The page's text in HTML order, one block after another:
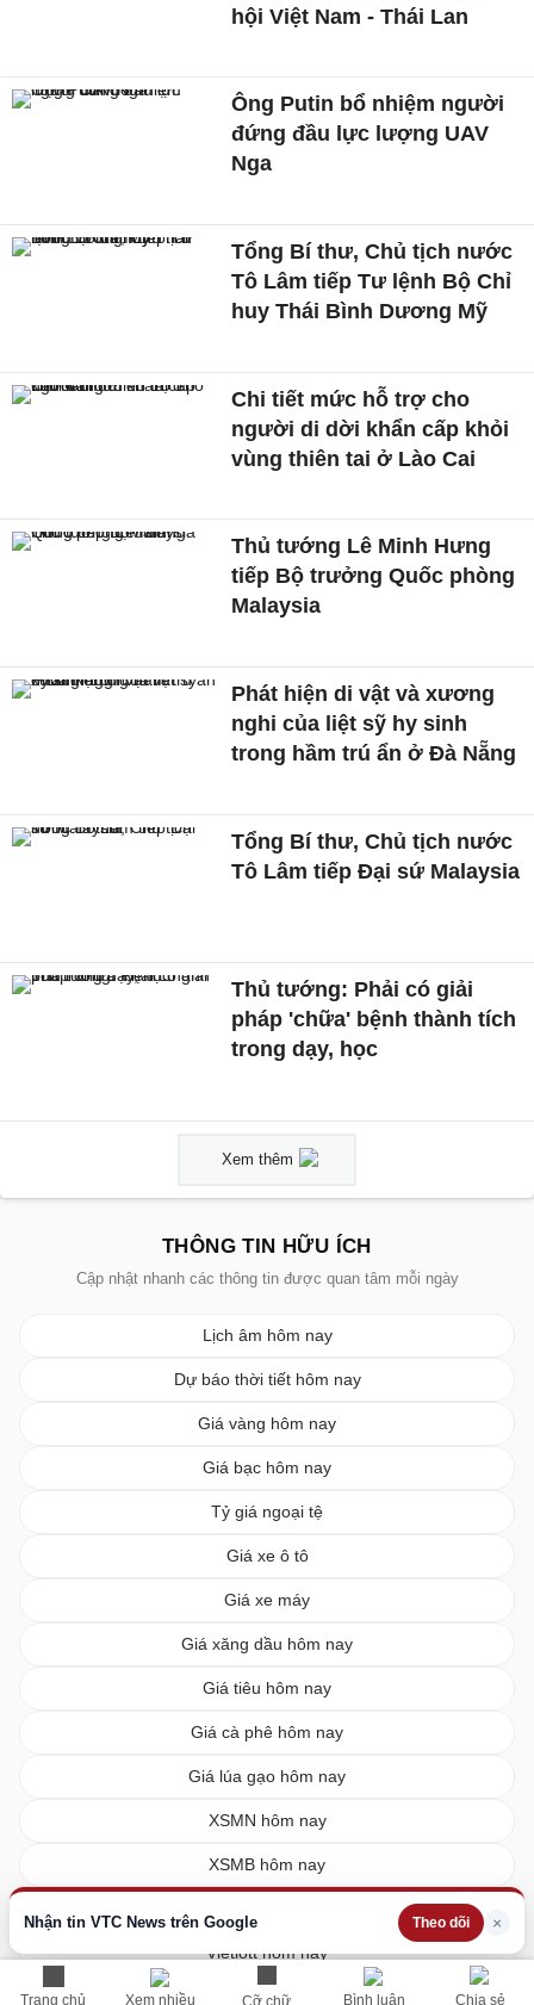
Trang chủ Xem nhiều Cỡ chữ Bình luận Chia sẻ
Nhận tin VTC News trên Google Theo dõi ×
hội Việt Nam - Thái Lan
Ông Putin bổ nhiệm người
đứng đầu lực lượng UAV
Nga
Tổng Bí thư, Chủ tịch nước
Tô Lâm tiếp Tư lệnh Bộ Chỉ
huy Thái Bình Dương Mỹ
Chi tiết mức hỗ trợ cho
người di dời khẩn cấp khỏi
vùng thiên tai ở Lào Cai
Thủ tướng Lê Minh Hưng
tiếp Bộ trưởng Quốc phòng
Malaysia
Phát hiện di vật và xương
nghi của liệt sỹ hy sinh
trong hầm trú ẩn ở Đà Nẵng
Tổng Bí thư, Chủ tịch nước
Tô Lâm tiếp Đại sứ Malaysia
Thủ tướng: Phải có giải
pháp 'chữa' bệnh thành tích
trong dạy, học
Xem thêm
THÔNG TIN HỮU ÍCH
Cập nhật nhanh các thông tin được quan tâm mỗi ngày
Lịch âm hôm nay
Dự báo thời tiết hôm nay
Giá vàng hôm nay
Giá bạc hôm nay
Tỷ giá ngoại tệ
Giá xe ô tô
Giá xe máy
Giá xăng dầu hôm nay
Giá tiêu hôm nay
Giá cà phê hôm nay
Giá lúa gạo hôm nay
XSMN hôm nay
XSMB hôm nay
Vietlott hôm nay